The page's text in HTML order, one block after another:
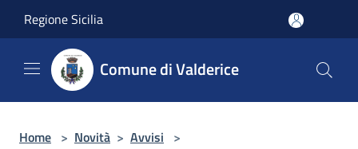
Regione Sicilia
Comune di Valderice
Home > Novità > Avvisi >